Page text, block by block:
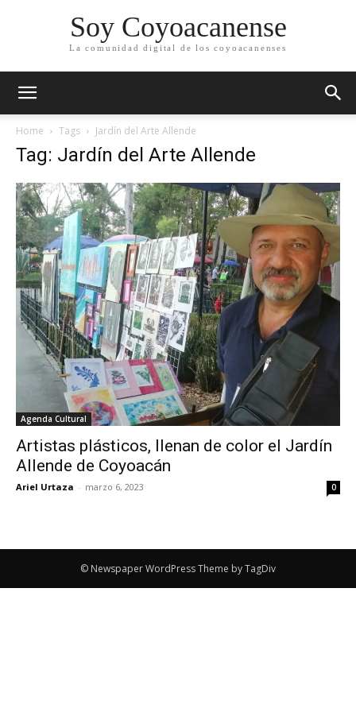
Soy Coyoacanense
La comunidad digital de los coyoacanenses
Home Tags Jardín del Arte Allende
Tag: Jardín del Arte Allende
Agenda Cultural
Artistas plásticos, llenan de color el Jardín
Allende de Coyoacán
Ariel Urtaza - marzo 6, 2023 0
© Newspaper WordPress Theme by TagDiv